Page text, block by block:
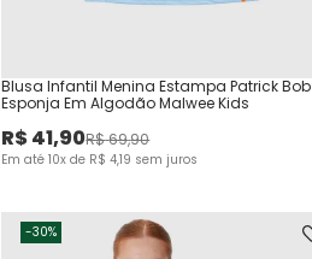
Blusa Infantil Menina Estampa Patrick Bob
Esponja Em Algodão Malwee Kids
R$41,90R$69,90
Em até10x de R$ 4,19 sem juros
-30%